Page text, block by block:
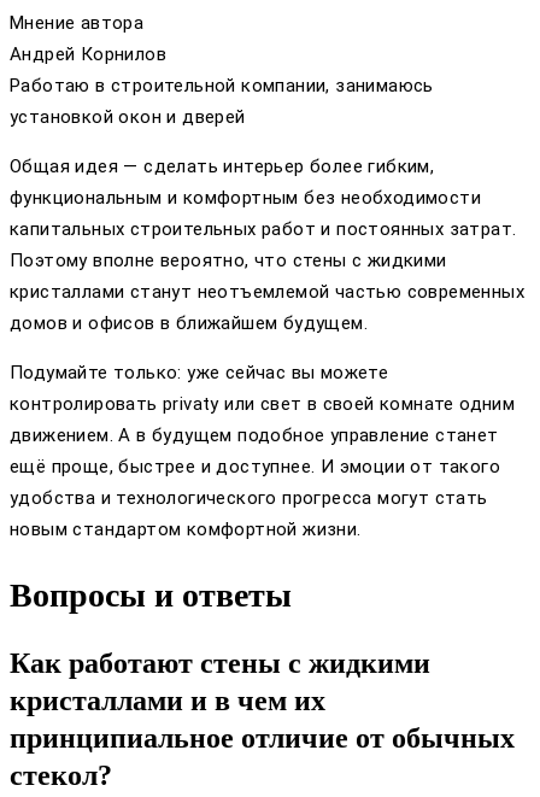
Мнение автора
Андрей Корнилов
Работаю в строительной компании, занимаюсь
установкой окон и дверей
Общая идея — сделать интерьер более гибким,
функциональным и комфортным без необходимости
капитальных строительных работ и постоянных затрат.
Поэтому вполне вероятно, что стены с жидкими
кристаллами станут неотъемлемой частью современных
домов и офисов в ближайшем будущем.
Подумайте только: уже сейчас вы можете
контролировать privaty или свет в своей комнате одним
движением. А в будущем подобное управление станет
ещё проще, быстрее и доступнее. И эмоции от такого
удобства и технологического прогресса могут стать
новым стандартом комфортной жизни.
Вопросы и ответы
Как работают стены с жидкими
кристаллами и в чем их
принципиальное отличие от обычных
стекол?